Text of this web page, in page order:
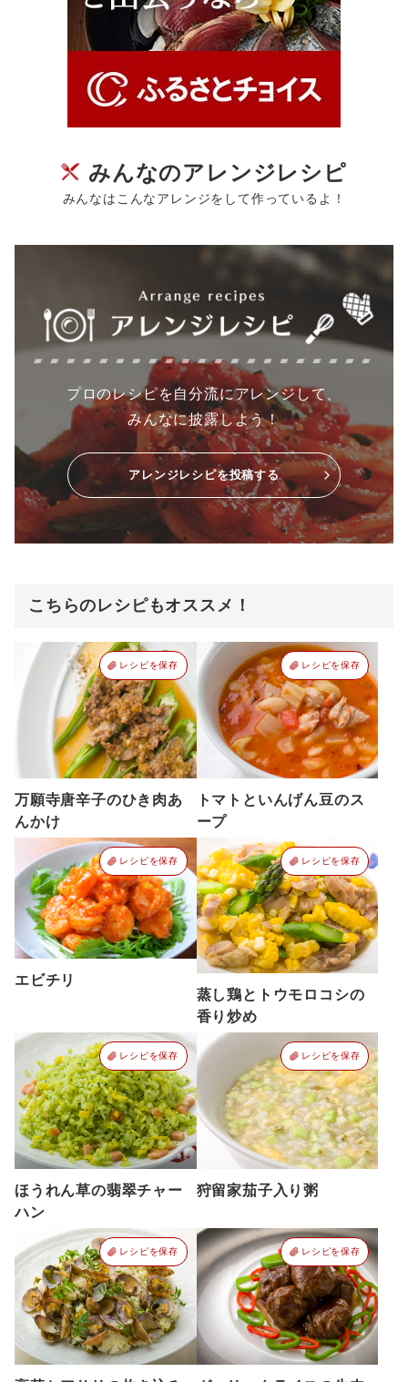
みんなのアレンジレシピ
みんなはこんなアレンジをして作っているよ！
プロのレシピを自分流にアレンジして、
みんなに披露しよう！
アレンジレシピを投稿する
こちらのレシピもオススメ！
レシピを保存
万願寺唐辛子のひき肉あ
んかけ
レシピを保存
トマトといんげん豆のス
ープ
レシピを保存
エビチリ
レシピを保存
蒸し鶏とトウモロコシの
香り炒め
レシピを保存
ほうれん草の翡翠チャー
ハン
レシピを保存
狩留家茄子入り粥
レシピを保存 レシピを保存